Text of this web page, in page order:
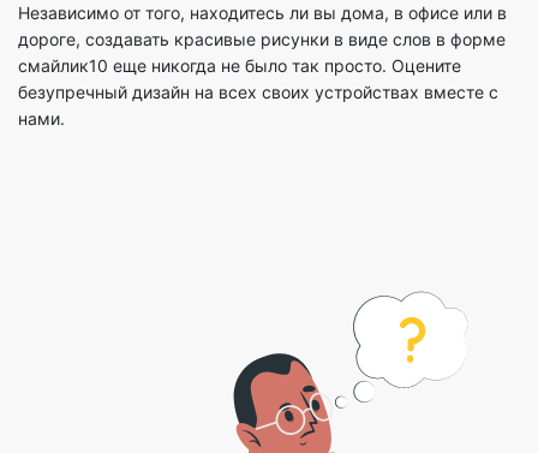
Независимо от того, находитесь ли вы дома, в офисе или в
дороге, создавать красивые рисунки в виде слов в форме
смайлик10 еще никогда не было так просто. Оцените
безупречный дизайн на всех своих устройствах вместе с
нами.